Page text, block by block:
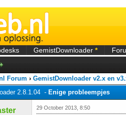
GemistDownloader *
Forum › GemistDownloader v2.x en
2.8.1.04 - Enige probleempjes
29 October 2013, 8:50